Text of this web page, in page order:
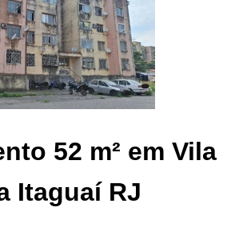
52 m² em Vila
Itaguaí RJ